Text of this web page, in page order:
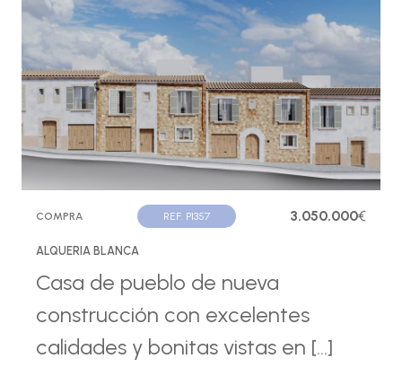
COMPRA REF. P1357 3.050.000€
ALQUERIA BLANCA
Casa de pueblo de nueva
construcción con excelentes
calidades y bonitas vistas en [...]